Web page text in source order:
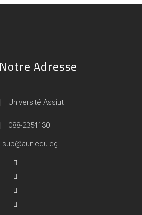
Notre Adresse
Université Assiut
088-2354130
sup@aun.edu.eg